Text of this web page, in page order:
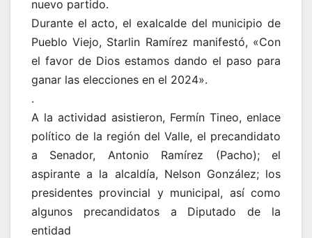
nuevo partido.
Durante el acto, el exalcalde del municipio de
Pueblo Viejo, Starlin Ramírez manifestó, «Con
el favor de Dios estamos dando el paso para
ganar las elecciones en el 2024».
.
A la actividad asistieron, Fermín Tineo, enlace
político de la región del Valle, el precandidato
a Senador, Antonio Ramírez (Pacho); el
aspirante a la alcaldía, Nelson González; los
presidentes provincial y municipal, así como
algunos precandidatos a Diputado de la
entidad